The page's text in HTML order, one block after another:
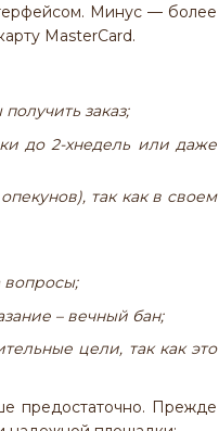
Минус — более
MasterCard.
заказ;
до 2-хнедель или даже
так как в своем
вопросы;
– вечный бан;
цели, так как это
предостаточно. Прежде